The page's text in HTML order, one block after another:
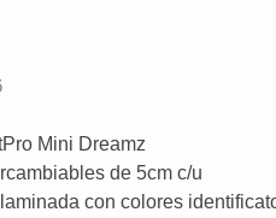
Mini Dreamz
de 5cm c/u
con colores